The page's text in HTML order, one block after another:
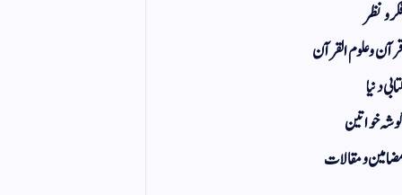
و نظر
و علوم القرآن
دنیا
خواتین
و مقالات